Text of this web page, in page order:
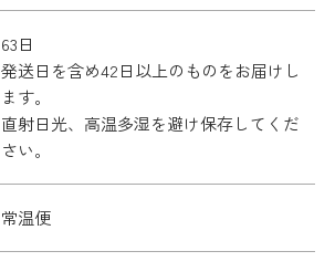
63日
発送日を含め42日以上のものをお届けし
ます。
直射日光、高温多湿を避け保存してくだ
さい。
常温便